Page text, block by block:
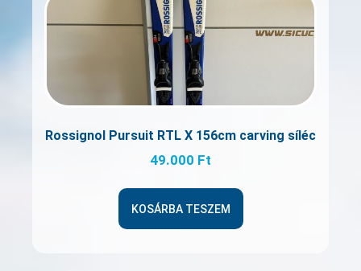
Rossignol Pursuit RTL X 156cm carving síléc
49.000 Ft
KOSÁRBA TESZEM